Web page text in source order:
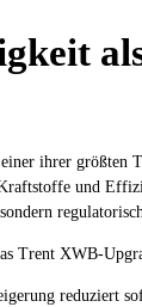
ihrer größten
und
Trent XWB-
reduziert